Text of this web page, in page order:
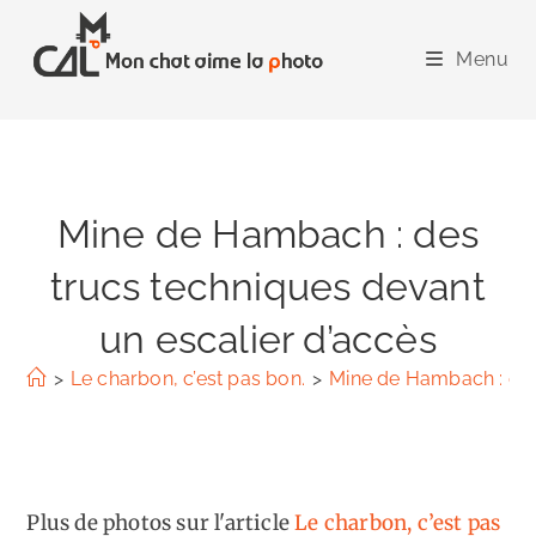
content
Menu
Mine de Hambach : des
trucs techniques devant
un escalier d’accès
> Le charbon, c’est pas bon. > Mine de Hambach :
Plus de photos sur l'articleLe charbon, c’est pas